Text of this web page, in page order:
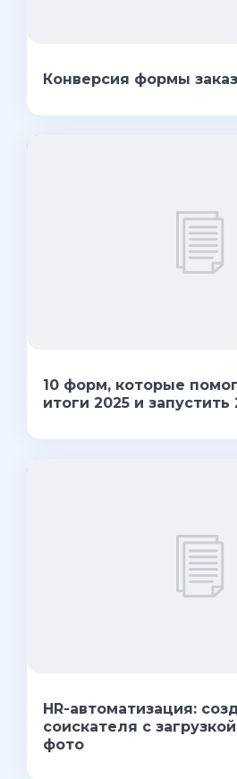
Конверсия формы
10 форм, которые
итоги 2025 и запустить
HR-автоматизация:
соискателя с
фото